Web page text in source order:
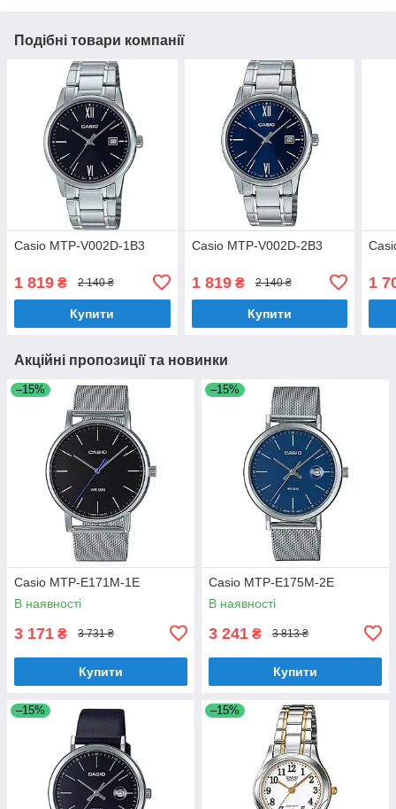
Подібні товари компанії
Casio MTP-V002D-1B3
1 819 ₴ 2 140 ₴
Купити
Casio MTP-V002D-2B3
1 819₴ 2 140 ₴
Купити
1
Акційні пропозиції та новинки
–15%
Casio MTP-E171M-1E
В наявності
3 171 ₴ 3 731 ₴
Купити
–15%
Casio MTP-E175M-2E
В наявності
3 241 ₴ 3 813 ₴
Купити
–15% –15%